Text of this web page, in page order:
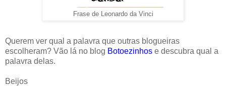
Frase de Leonardo da Vinci
Querem ver qual a palavra que outras blogueiras
escolheram? Vão lá no blog Botoezinhos e descubra qual a
palavra delas.
Beijos